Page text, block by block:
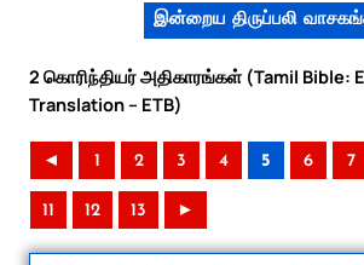
இன்றைய திருப்பலி
2 கொரிந்தியர் அதிகாரங்கள் (Tamil Bible:
Translation – ETB)
◄ 1 2 3 4 5 6 7
11 12 13 ►